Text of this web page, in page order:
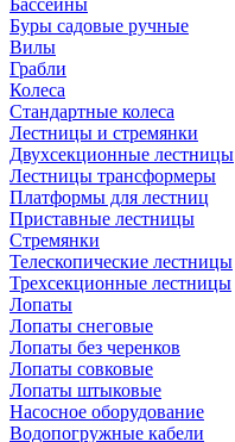
Бассейны
Буры садовые ручные
Вилы
Грабли
Колеса
Стандартные колеса
Лестницы и стремянки
Двухсекционные лестницы
Лестницы трансформеры
Платформы для лестниц
Приставные лестницы
Стремянки
Телескопические лестницы
Трехсекционные лестницы
Лопаты
Лопаты снеговые
Лопаты без черенков
Лопаты совковые
Лопаты штыковые
Насосное оборудование
Водопогружные кабели